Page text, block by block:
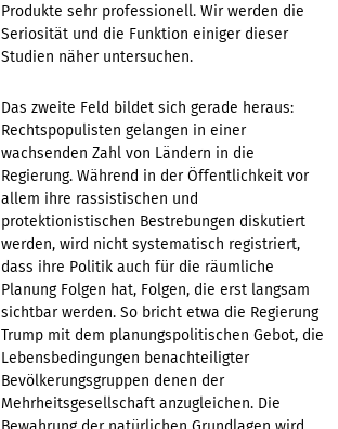
Produkte sehr professionell. Wir werden die
Seriosität und die Funktion einiger dieser
Studien näher untersuchen.
Das zweite Feld bildet sich gerade heraus:
Rechtspopulisten gelangen in einer
wachsenden Zahl von Ländern in die
Regierung. Während in der Öffentlichkeit vor
allem ihre rassistischen und
protektionistischen Bestrebungen diskutiert
werden, wird nicht systematisch registriert,
dass ihre Politik auch für die räumliche
Planung Folgen hat, Folgen, die erst langsam
sichtbar werden. So bricht etwa die Regierung
Trump mit dem planungspolitischen Gebot, die
Lebensbedingungen benachteiligter
Bevölkerungsgruppen denen der
Mehrheitsgesellschaft anzugleichen. Die